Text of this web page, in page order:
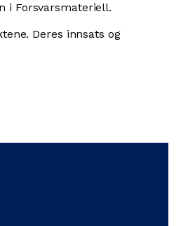
i Forsvarsmateriell.
Deres innsats og